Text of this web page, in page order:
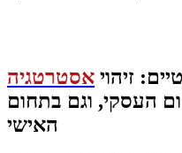
זיהוי אסטרטגיה
העסקי, וגם בתחום
האישי